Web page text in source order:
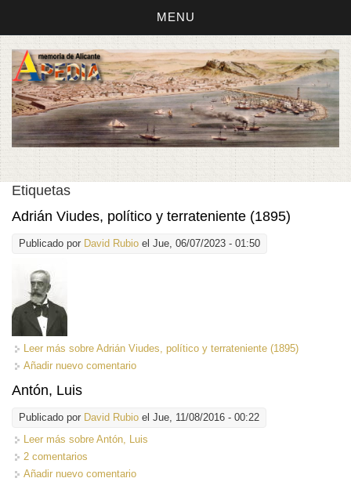
MENU
Etiquetas
Adrián Viudes, político y terrateniente (1895)
Publicado por David Rubio el Jue, 06/07/2023 - 01:50
Leer más sobre Adrián Viudes, político y terrateniente (1895)
Añadir nuevo comentario
Antón, Luis
Publicado por David Rubio el Jue, 11/08/2016 - 00:22
Leer más sobre Antón, Luis
2 comentarios
Añadir nuevo comentario